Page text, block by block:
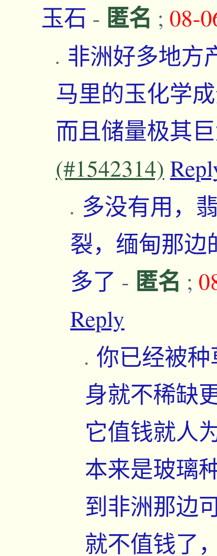
玉石 - 匿名 ; 08-
非洲好多地方
马里的玉化学
而且储量极其
(#1542314)
多没有用，
裂，缅甸那边
多了 - 匿名 ;
Reply
你已经被
身就不稀缺
它值钱就人
本来是玻璃
到非洲那边
就不值钱了